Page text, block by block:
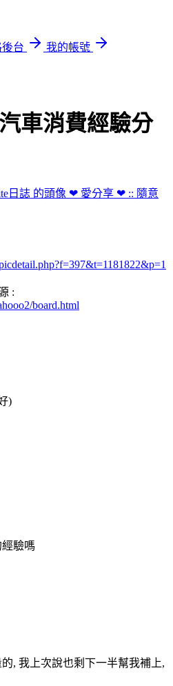
台
我的帳號
車消費經驗分
❤ 愛分享 ❤ :: 隨意
:
board.html
)
驗嗎
, 我上次說也剩下一半幫我補上,